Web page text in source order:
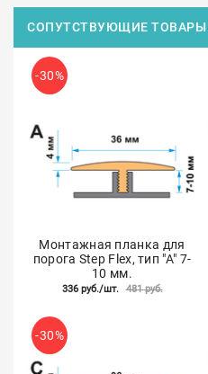
СОПУТСТВУЮЩИЕ ТОВАРЫ
Монтажная планка для
порога Step Flex, тип "А" 7-
10 мм.
336 руб./шт. 481 руб.
-30%
-30%